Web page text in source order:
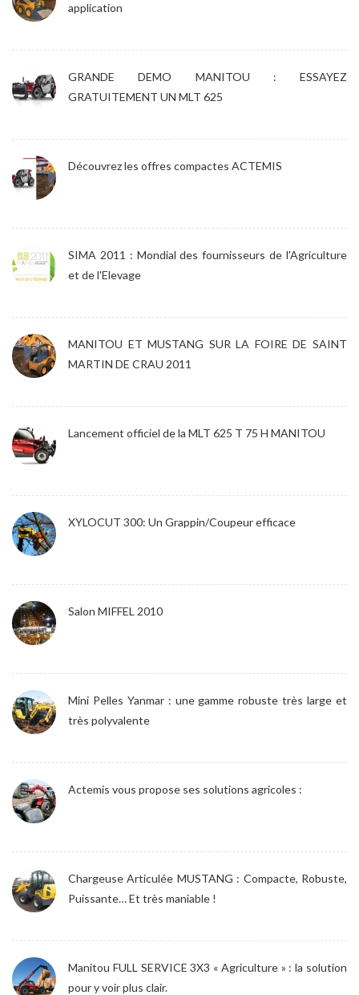
application
GRANDE DEMO MANITOU : ESSAYEZ
GRATUITEMENT UN MLT 625
Découvrez les offres compactes ACTEMIS
SIMA 2011 : Mondial des fournisseurs de l'Agriculture
et de l'Elevage
MANITOU ET MUSTANG SUR LA FOIRE DE SAINT
MARTIN DE CRAU 2011
Lancement officiel de la MLT 625 T 75 H MANITOU
XYLOCUT 300: Un Grappin/Coupeur efficace
Salon MIFFEL 2010
Mini Pelles Yanmar : une gamme robuste très large et
très polyvalente
Actemis vous propose ses solutions agricoles :
Chargeuse Articulée MUSTANG : Compacte, Robuste,
Puissante… Et très maniable !
Manitou FULL SERVICE 3X3 « Agriculture » : la solution
pour y voir plus clair.